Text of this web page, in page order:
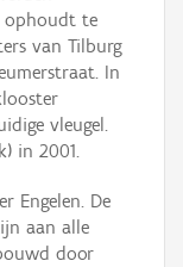
ophoudt te
van Tilburg
In
vleugel.
in 2001.
Engelen. De
aan alle
door